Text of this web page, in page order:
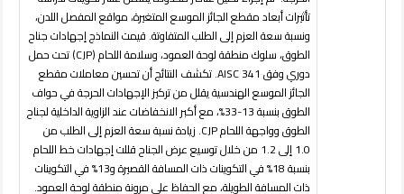
تأثيرات أبعاد مقطع الجائز الموسع المتغيرة، مواقع المفصل اللدن،
ونسبة سعة العزم إلى الطلب المتفاوتة. قيمت النماذج إجهادات جناح
الطوق، سلوك منطقة لوحة العمود، وسلامة اللحام (CJP) تحت حمل
دوري وفق AISC 341. تكشف النتائج أن تحسين معاملات مقطع
الجائز الموسع الهندسية يقلل من تركيز الإجهادات الحرجة في حواف
الطوق بنسبة 13-33%، مع أكبر الانخفاضات عند الزاوية الداخلية لجناح
الطوق وواجهة اللحامCJP. زيادة نسبة سعة العزم إلى الطلب من
1.0 إلى 1.2 من خلال توسيع عرض الجناح قللت إجهادات خط اللحام
بنسبة 18% في التكوينات ذات المسافة القصيرة و13% في التكوينات
ذات المسافة الطويلة، مع الحفاظ على مرونة منطقة لوحة العمود.